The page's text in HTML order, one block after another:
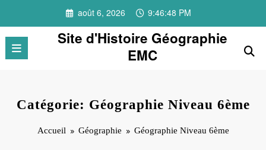
contenu
août 6, 2026 9:46:48 PM
Site d'Histoire Géographie
EMC
Catégorie: Géographie Niveau 6ème
Accueil Géographie Géographie Niveau 6ème